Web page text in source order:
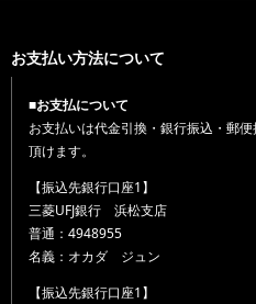
お支払い方法について
■お支払について
お支払いは代金引換・銀行振込・郵
頂けます。
【振込先銀行口座1】
三菱UFJ銀行 浜松支店
普通：4948955
名義：オカダ ジュン
【振込先銀行口座1】